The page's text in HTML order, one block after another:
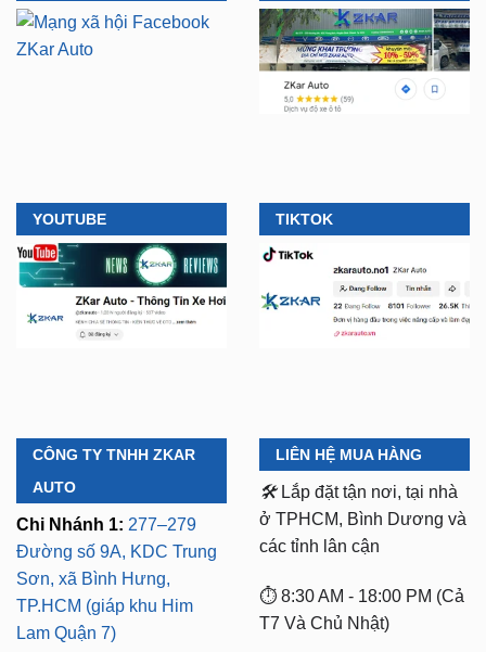
YOUTUBE TIKTOK
CÔNG TY TNHH ZKAR
AUTO
Chi Nhánh 1: 277–279
Đường số 9A, KDC Trung
Sơn, xã Bình Hưng,
TP.HCM (giáp khu Him
Lam Quận 7)
LIÊN HỆ MUA HÀNG
🛠️ Lắp đặt tận nơi, tại nhà
ở TPHCM, Bình Dương và
các tỉnh lân cận
⏱️ 8:30 AM - 18:00 PM (Cả
T7 Và Chủ Nhật)